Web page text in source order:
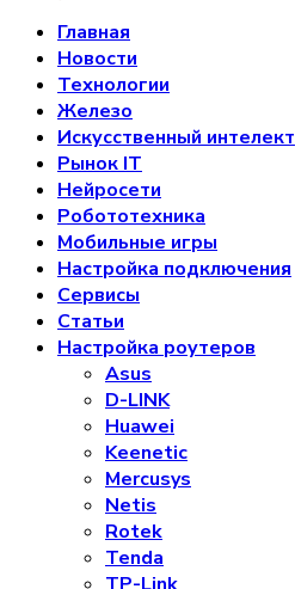
Главная
Новости
Технологии
Железо
Искусственный интелект
Рынок IT
Нейросети
Робототехника
Мобильные игры
Настройка подключения
Сервисы
Статьи
Настройка роутеров
Asus
D-LINK
Huawei
Keenetic
Mercusys
Netis
Rotek
Tenda